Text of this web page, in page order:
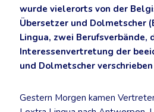
wurde vielerorts von der
Übersetzer und Dolmetscher
Lingua, zwei Berufsverbände,
Interessenvertretung der
und Dolmetscher
Gestern Morgen kamen